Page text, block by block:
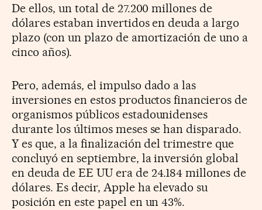
De ellos, un total de 27.200 millones de
dólares estaban invertidos en deuda a largo
plazo (con un plazo de amortización de uno a
cinco años).
Pero, además, el impulso dado a las
inversiones en estos productos financieros de
organismos públicos estadounidenses
durante los últimos meses se han disparado.
Y es que, a la finalización del trimestre que
concluyó en septiembre, la inversión global
en deuda de EE UU era de 24.184 millones de
dólares. Es decir, Apple ha elevado su
posición en este papel en un 43%.